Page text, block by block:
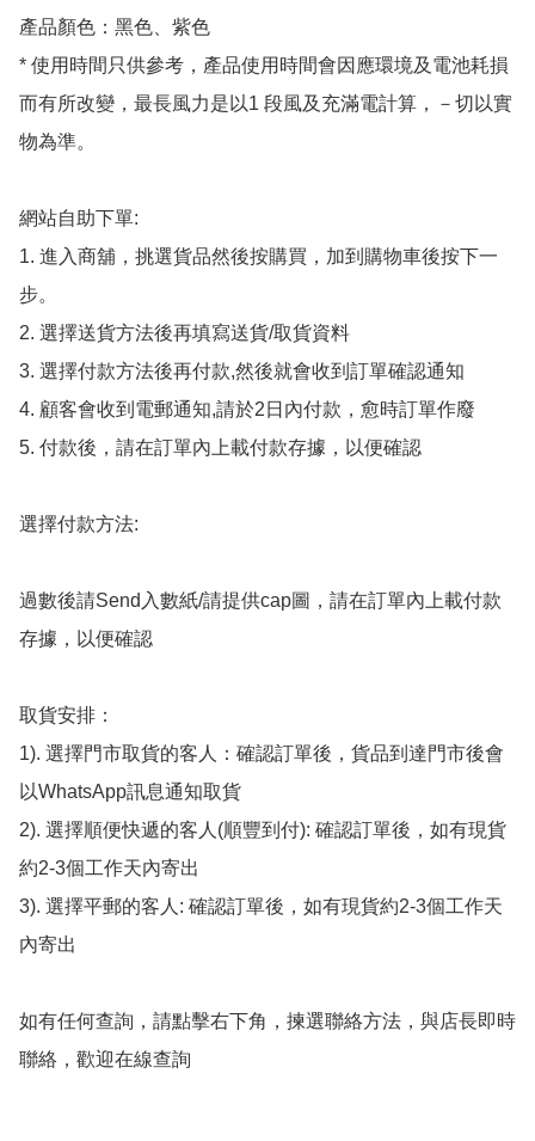
產品顏色：黑色、紫色
* 使用時間只供參考，產品使用時間會因應環境及電池耗損
而有所改變，最長風力是以1 段風及充滿電計算，－切以實
物為準。
網站自助下單:
1. 進入商舖，挑選貨品然後按購買，加到購物車後按下一
步。
2. 選擇送貨方法後再填寫送貨/取貨資料
3. 選擇付款方法後再付款,然後就會收到訂單確認通知
4. 顧客會收到電郵通知,請於2日內付款，愈時訂單作廢
5. 付款後，請在訂單內上載付款存據，以便確認
選擇付款方法:
過數後請Send入數紙/請提供cap圖，請在訂單內上載付款
存據，以便確認
取貨安排：
1). 選擇門市取貨的客人：確認訂單後，貨品到達門市後會
以WhatsApp訊息通知取貨
2). 選擇順便快遞的客人(順豐到付): 確認訂單後，如有現貨
約2-3個工作天內寄出
3). 選擇平郵的客人: 確認訂單後，如有現貨約2-3個工作天
內寄出
如有任何查詢，請點擊右下角，揀選聯絡方法，與店長即時
聯絡，歡迎在線查詢